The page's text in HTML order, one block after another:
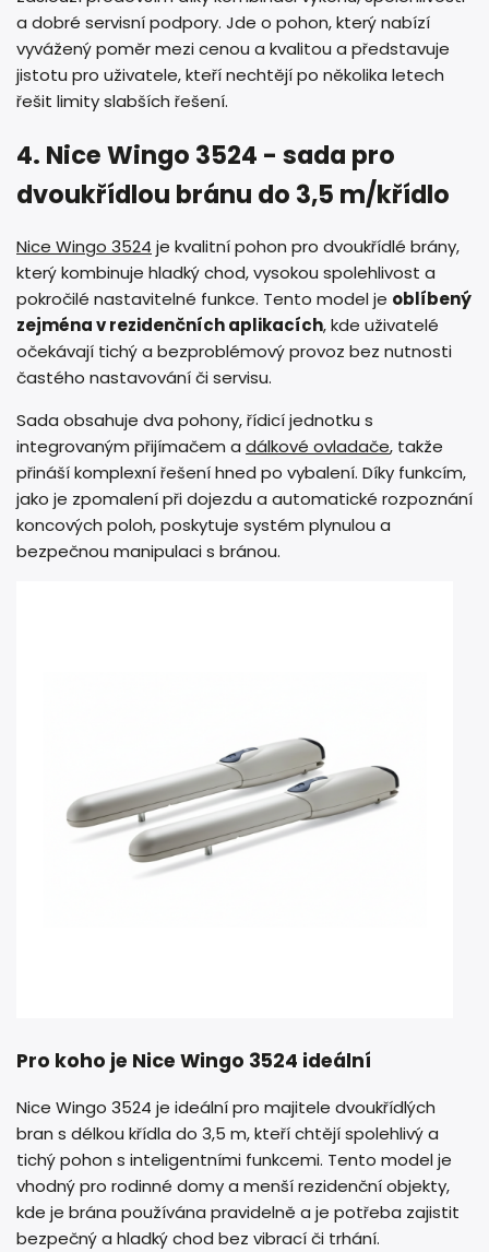
a dobré servisní podpory. Jde o pohon, který nabízí
vyvážený poměr mezi cenou a kvalitou a představuje
jistotu pro uživatele, kteří nechtějí po několika letech
řešit limity slabších řešení.
4. Nice Wingo 3524 - sada pro
dvoukřídlou bránu do 3,5 m/křídlo
Nice Wingo 3524 je kvalitní pohon pro dvoukřídlé brány,
který kombinuje hladký chod, vysokou spolehlivost a
pokročilé nastavitelné funkce. Tento model je oblíbený
zejména v rezidenčních aplikacích, kde uživatelé
očekávají tichý a bezproblémový provoz bez nutnosti
častého nastavování či servisu.
Sada obsahuje dva pohony, řídicí jednotku s
integrovaným přijímačem a dálkové ovladače, takže
přináší komplexní řešení hned po vybalení. Díky funkcím,
jako je zpomalení při dojezdu a automatické rozpoznání
koncových poloh, poskytuje systém plynulou a
bezpečnou manipulaci s bránou.
Pro koho je Nice Wingo 3524 ideální
Nice Wingo 3524 je ideální pro majitele dvoukřídlých
bran s délkou křídla do 3,5 m, kteří chtějí spolehlivý a
tichý pohon s inteligentními funkcemi. Tento model je
vhodný pro rodinné domy a menší rezidenční objekty,
kde je brána používána pravidelně a je potřeba zajistit
bezpečný a hladký chod bez vibrací či trhání.